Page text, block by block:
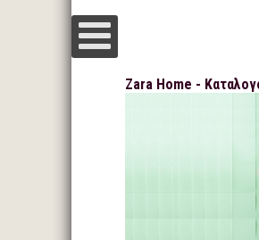
Zara Home -